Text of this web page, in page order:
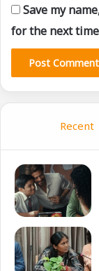
Save my
for the next
Recent